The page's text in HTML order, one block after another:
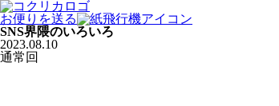
お便りを送る
SNS界隈のいろいろ
2023.08.10
通常回